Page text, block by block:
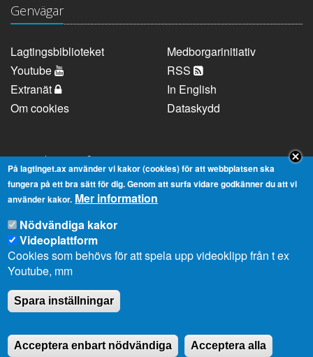
Genvägar
Lagtingsbiblioteket
Medborgarinitiativ
Youtube
RSS
Extranät
In English
Om cookies
Dataskydd
Kontaktuppgifter
Strandgatan 37, AX-22100 Mariehamn
Telefonnummer:
+358 18 25000
E-
post:
info@lagtinget.ax
Fler:
Kontakta lagtingets kansli
2026 © Ålands Lagting
På lagtinget.ax använder vi kakor (cookies) för att webbplatsen ska
fungera på ett bra sätt för dig. Genom att surfa vidare godkänner du att vi
använder kakor. Mer information
Nödvändiga kakor
Videoplattform
Cookies som behövs för att spela upp videoklipp från t ex
Youtube, mm
Spara inställningar
Acceptera enbart nödvändiga Acceptera alla